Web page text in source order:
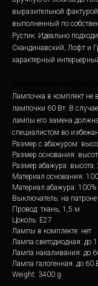
выразительной
выполненный по
Рустик. Идеально
Скандинавский, Лофт и
характерный
Лампочка в комплект не
лампочки 60 Вт. В
лампы его замена
специалистом во
Размер с абажуром:
Размер основания:
Размер абажура:
Материал основания:
Материал абажура: 100%
Выключатель: на патроне
Провод: ткань, 1,5 м
Цоколь: Е27
Лампы в комплекте: нет
Лампа светодиодная: до
Лампа накаливания: до
Лампа галогенная: до 60
Weight: 3400 g